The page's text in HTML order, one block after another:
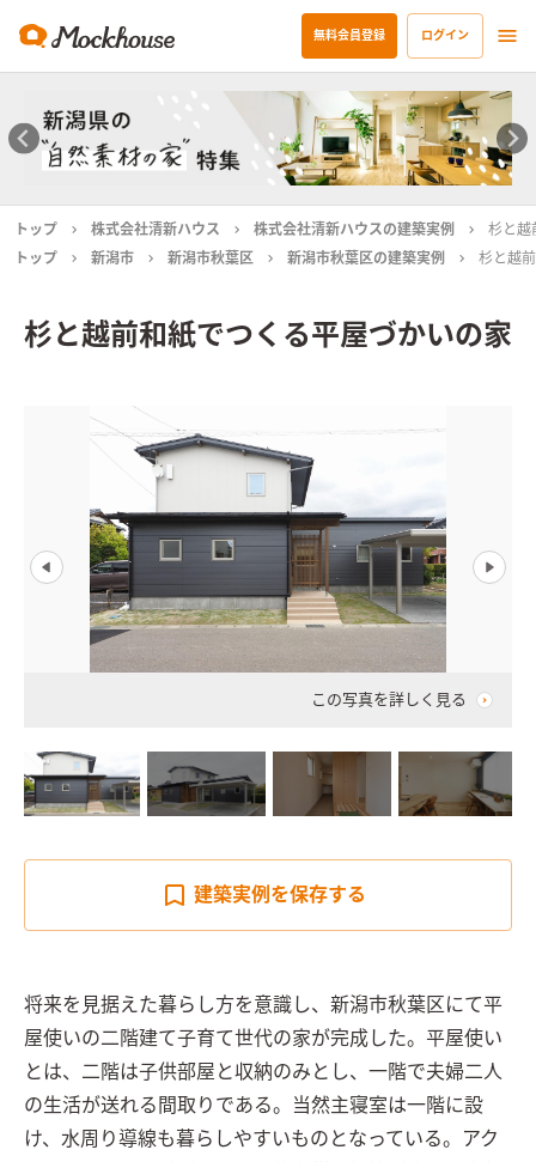
無料会員登録 ログイン
トップ 株式会社清新ハウス 株式会社清新ハウスの建築実例
杉と越
トップ
新潟市 新潟市秋葉区 新潟市秋葉区の建築実例 杉と越
杉と越前和紙でつくる平屋づかいの家
この写真を詳しく見る
建築実例を保存する
将来を見据えた暮らし方を意識し、新潟市秋葉区にて平
屋使いの二階建て子育て世代の家が完成した。平屋使い
とは、二階は子供部屋と収納のみとし、一階で夫婦二人
の生活が送れる間取りである。当然主寝室は一階に設
け、水周り導線も暮らしやすいものとなっている。アク